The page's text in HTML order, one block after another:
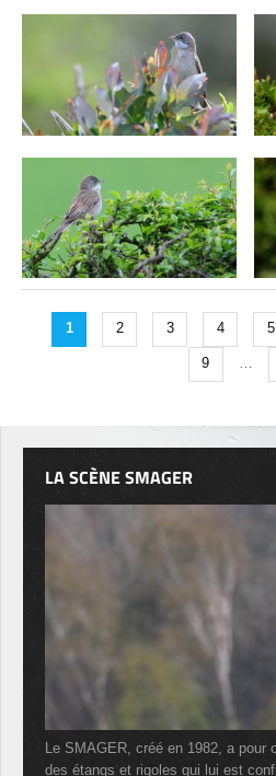
1 2 3 4 5
9
LA SCÈNE SMAGER
Le SMAGER, créé en 1982, a pour
des étangs et rigoles qui lui est